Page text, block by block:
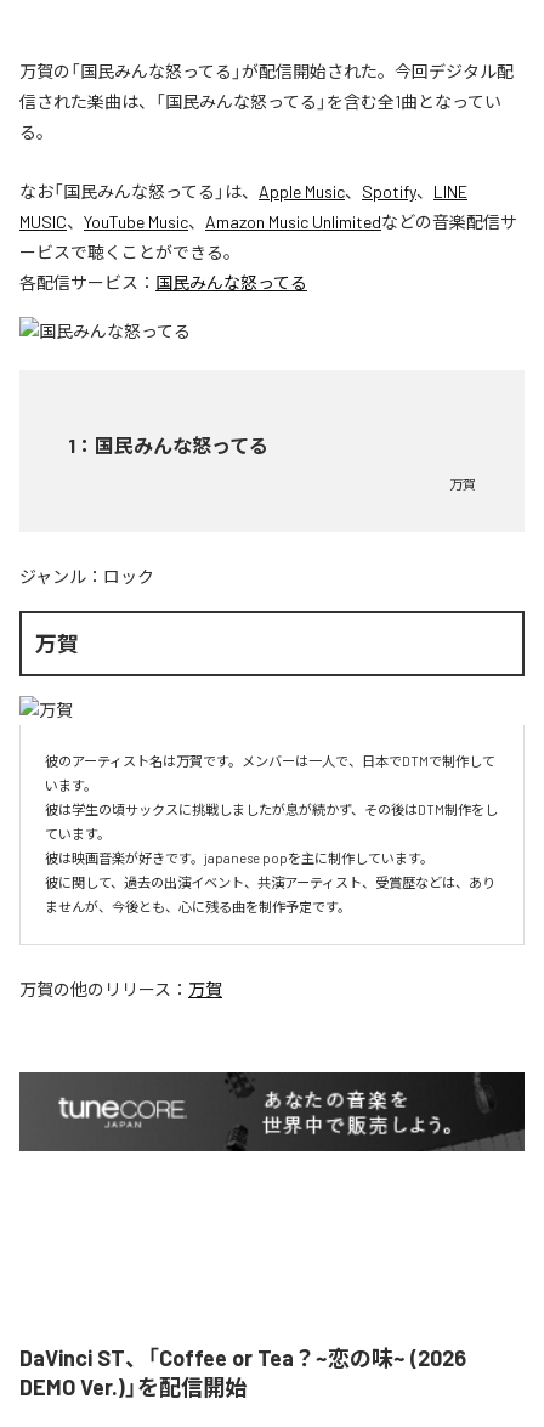
万賀の「国民みんな怒ってる」が配信開始された。今回デジタル配
信された楽曲は、「国民みんな怒ってる」を含む全1曲となってい
る。
なお「国民みんな怒ってる 」は、 Apple Music、 Spotify、 LINE
MUSIC、 YouTube Music、 Amazon Music Unlimitedなどの音楽配信サ
ービスで聴くことができる。
各配信サービス： 国民みんな怒ってる
1 ： 国民みんな怒ってる
万賀
ジャンル： ロック
万賀
彼のアーティスト名は万賀です。メンバーは一人で、日本でDTMで制作して
います。
彼は学生の頃サックスに挑戦しましたが息が続かず、その後はDTM制作をし
ています。
彼は映画音楽が好きです。japanese popを主に制作しています。
彼に関して、過去の出演イベント、共演アーティスト、受賞歴などは、あり
ませんが、今後とも、心に残る曲を制作予定です。
万賀の他のリリース： 万賀
DaVinci ST、「Coffee or Tea？~恋の味~ (2026
DEMO Ver.)」を配信開始